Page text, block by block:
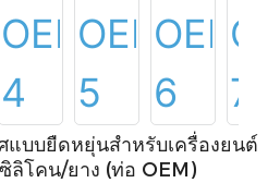
บบยืดหยุ่นสำหรับเครื่องยนต์
ลิโคน/ยาง (ท่อ OEM)